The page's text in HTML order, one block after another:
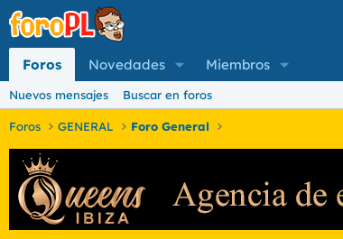
Foros Novedades Miembros
Nuevos mensajes Buscar en foros
Foros GENERAL Foro General